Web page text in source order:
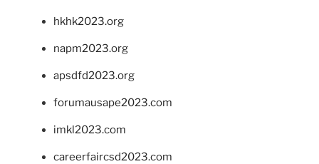
hkhk2023.org
napm2023.org
apsdfd2023.org
forumausape2023.com
imkl2023.com
careerfaircsd2023.com